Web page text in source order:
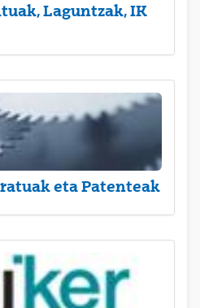
Laguntzak, IK
eta Patenteak